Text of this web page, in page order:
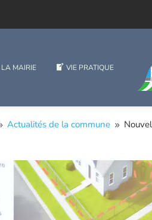
LA MAIRIE VIE PRATIQUE
Actualités de la commune 9